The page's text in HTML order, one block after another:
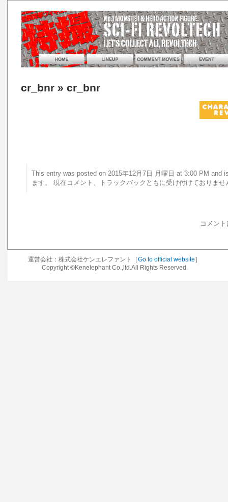
cr_bnr » cr_bnr
This entry was posted on 2015年12月7日 月曜日 at 3:00 PM
ます。 現在コメント、トラックバックともに受け付けておりませ
コメン
運営会社：株式会社ケンエレファント［Go to official website ］
Copyright ©Kenelephant Co.,ltd.All Rights Reserved.